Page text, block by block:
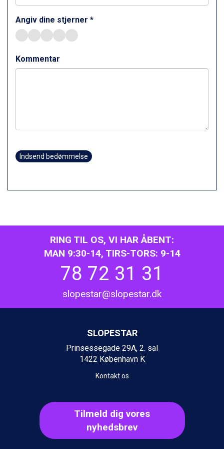
Ischgl fra DKK 7.095
St. Anton fra DKK 7.245
Zell am See fra DKK 4.095
Livigno fra DKK 4.145
Ponte di Legno fra DKK 4.745
Val Thorens fra DKK 5.395
Sölden fra DKK 8.445
Bad Hofgastein fra DKK 5.495
Ischgl fra DKK 7.095
St. Anton fra DKK 7.245
Livigno fra DKK 4.145
Ponte di Legno fra DKK 4.745
Alleghe fra DKK 5.595
Sauze dOulx fra DKK 4.045
Arabba fra DKK 7.045
La Thuile fra DKK 4.595
Val Thorens fra DKK 5.395
Cervinia fra DKK 5.295
Passo Tonale fra DKK 3.795
Saalbach fra DKK 5.945
Champoluc fra DKK 3.795
Sestriere fra DKK 4.395
Angiv dine stjerner *
Kommentar
Indsend bedømmelse
RING TIL OS, VI HAR ÅBENT:
MAN 9:30-14, TIRS-TORS: 9-14
78 72 31 31
slopestar@slopestar.dk
SLOPESTAR
Prinsessegade 29A, 2. sal
1422 København K
Kontakt os
Tilmeld dig vores
nyhedsbrev